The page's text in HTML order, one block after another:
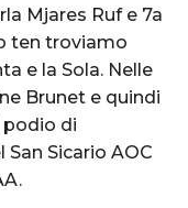
Mjares Ruf e 7a
ten troviamo
e la Sola. Nelle
Brunet e quindi
podio di
San Sicario AOC